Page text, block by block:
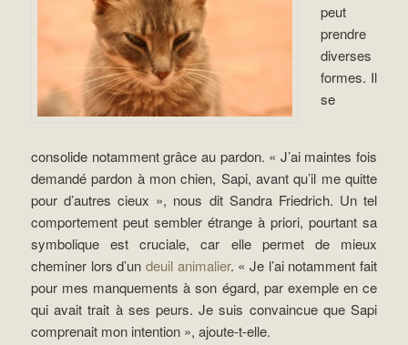
peut
prendre
diverses
formes. Il
se
consolide notamment grâce au pardon. « J’ai maintes fois
demandé pardon à mon chien, Sapi, avant qu’il me quitte
pour d’autres cieux », nous dit Sandra Friedrich. Un tel
comportement peut sembler étrange à priori, pourtant sa
symbolique est cruciale, car elle permet de mieux
cheminer lors d’undeuil animalier. « Je l’ai notamment fait
pour mes manquements à son égard, par exemple en ce
qui avait trait à ses peurs. Je suis convaincue que Sapi
comprenait mon intention », ajoute-t-elle.